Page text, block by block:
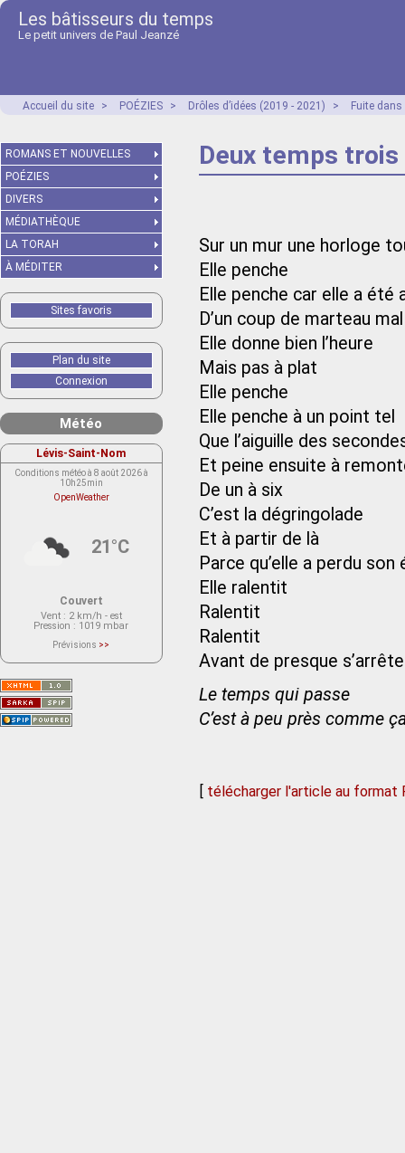
Les bâtisseurs du temps
Le petit univers de Paul Jeanzé
Accueil du site > POÉZIES > Drôles d’idées (2019 - 2021) > Fuite
Deux temps
Sur un mur une horloge
Elle penche
Elle penche car elle a
D’un coup de marteau
Elle donne bien l’heure
Mais pas à plat
Elle penche
Elle penche à un point tel
Que l’aiguille des
Et peine ensuite à
De un à six
C’est la dégringolade
Et à partir de là
Parce qu’elle a perdu son
Elle ralentit
Ralentit
Ralentit
Avant de presque
Le temps qui passe
C’est à peu près comme
[ télécharger l'article au format
ROMANS ET NOUVELLES
POÉZIES
DIVERS
MÉDIATHÈQUE
LA TORAH
À MÉDITER
Sites favoris
Plan du site
Connexion
Météo
Lévis-Saint-Nom
Conditions météo à 8 août 2026 à
10h25min
OpenWeather
21°C
Couvert
Vent : 2 km/h - est
Pression : 1019 mbar
Prévisions >>
actuellement aucune prévision
Saint-Nom.
Veuillez consulter le message du
service ci-dessous.
(401 - Invalid API key. Please see
https://openweathermap.org/faq#error401